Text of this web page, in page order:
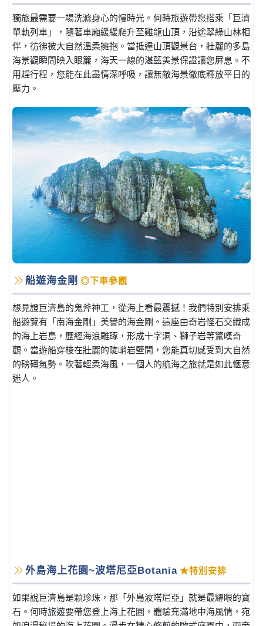
獨旅最需要一場洗滌身心的慢時光。何時旅遊帶您搭乘「巨濟
單軌列車」，隨著車廂緩緩爬升至雞龍山頂，沿途翠綠山林相
伴，彷彿被大自然溫柔擁抱。當抵達山頂觀景台，壯麗的多島
海景觀瞬間映入眼簾，海天一線的湛藍美景保證讓您屏息。不
用趕行程，您能在此盡情深呼吸，讓無敵海景徹底釋放平日的
壓力。
船遊海金剛 ◎下車參觀
想見證巨濟島的鬼斧神工，從海上看最震撼！我們特別安排乘
船遊覽有「南海金剛」美譽的海金剛。這座由奇岩怪石交織成
的海上岩島，歷經海浪雕琢，形成十字洞、獅子岩等驚嘆奇
觀。當遊船穿梭在壯麗的陡峭岩壁間，您能真切感受到大自然
的磅礡氣勢。吹著輕柔海風，一個人的航海之旅就是如此愜意
迷人。
外島海上花園~波塔尼亞Botania ★特別安排
如果說巨濟島是顆珍珠，那「外島波塔尼亞」就是最耀眼的寶
石。何時旅遊要帶您登上海上花園，體驗充滿地中海風情，宛